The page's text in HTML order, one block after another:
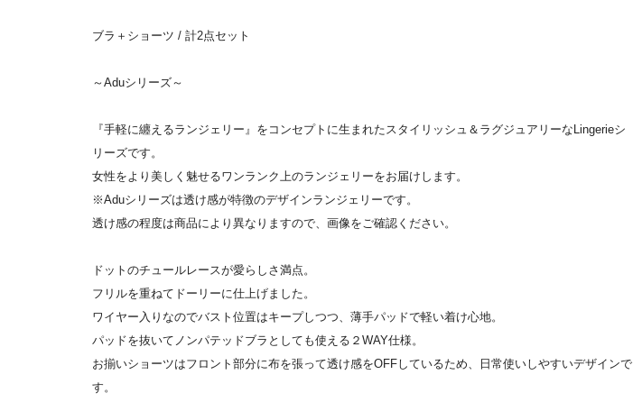
ブラ＋ショーツ / 計2点セット
～Aduシリーズ～
『手軽に纏えるランジェリー』をコンセプトに生まれたスタイリッシュ＆ラグジュアリーなLingerieシ
リーズです。
女性をより美しく魅せるワンランク上のランジェリーをお届けします。
※Aduシリーズは透け感が特徴のデザインランジェリーです。
透け感の程度は商品により異なりますので、画像をご確認ください。
ドットのチュールレースが愛らしさ満点。
フリルを重ねてドーリーに仕上げました。
ワイヤー入りなのでバスト位置はキープしつつ、薄手パッドで軽い着け心地。
パッドを抜いてノンパテッドブラとしても使える２WAY仕様。
お揃いショーツはフロント部分に布を張って透け感をOFFしているため、日常使いしやすいデザインで
す。